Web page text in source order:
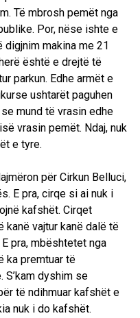
Të mbrosh pemët nga
Por, nëse ishte e
makina me 21
është e drejtë të
parkun. Edhe armët e
ushtarët paguhen
mund të vrasin edhe
vrasin pemët. Ndaj, nuk
e tyre.
për Cirkun Belluci,
E pra, cirqe si ai nuk i
kafshët. Cirqet
kanë vajtur kanë dalë të
pra, mbështetet nga
ka premtuar të
dyshim se
të ndihmuar kafshët e
nuk i do kafshët.